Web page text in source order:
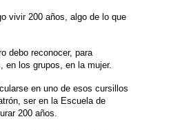
vivir 200 años, algo de lo que
debo reconocer, para
en los grupos, en la mujer.
en uno de esos cursillos
ser en la Escuela de
200 años.